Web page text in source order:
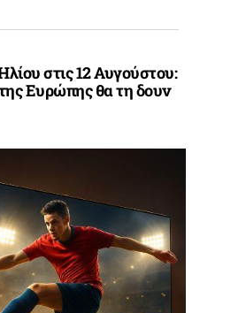
στις 12 Αυγούστου:
Ευρώπης θα τη δουν